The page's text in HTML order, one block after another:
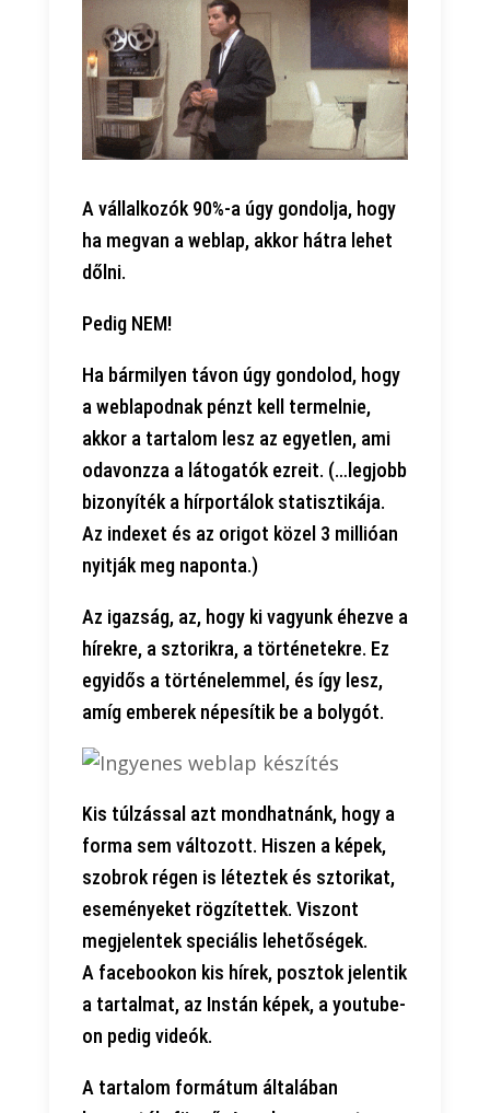
A vállalkozók 90%-a úgy gondolja, hogy
ha megvan a weblap, akkor hátra lehet
dőlni.
Pedig NEM!
Ha bármilyen távon úgy gondolod, hogy
a weblapodnak pénzt kell termelnie,
akkor a tartalom lesz az egyetlen, ami
odavonzza a látogatók ezreit. (…legjobb
bizonyíték a hírportálok statisztikája.
Az indexet és az origot közel 3 millióan
nyitják meg naponta.)
Az igazság, az, hogy ki vagyunk éhezve a
hírekre, a sztorikra, a történetekre. Ez
egyidős a történelemmel, és így lesz,
amíg emberek népesítik be a bolygót.
Kis túlzással azt mondhatnánk, hogy a
forma sem változott. Hiszen a képek,
szobrok régen is léteztek és sztorikat,
eseményeket rögzítettek. Viszont
megjelentek speciális lehetőségek.
A facebookon kis hírek, posztok jelentik
a tartalmat, az Instán képek, a youtube-
on pedig videók.
A tartalom formátum általában